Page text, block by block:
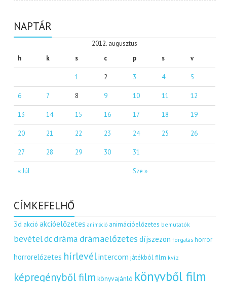
NAPTÁR
2012. augusztus
h
k s c p s v
« Júl Sze »
1 2 3 4 5
6 7 8 9 10 11 12
13 14 15 16 17 18 19
20 21 22 23 24 25 26
27 28 29 30 31
CÍMKEFELHŐ
3d akció akcióelőzetes animáció animációelőzetes bemutatók
bevételdcdráma drámaelőzetes díjszezon forgatás horror
horrorelőzetes hírlevélintercom játékból film kvíz
képregényből film könyvajánló könyvből film